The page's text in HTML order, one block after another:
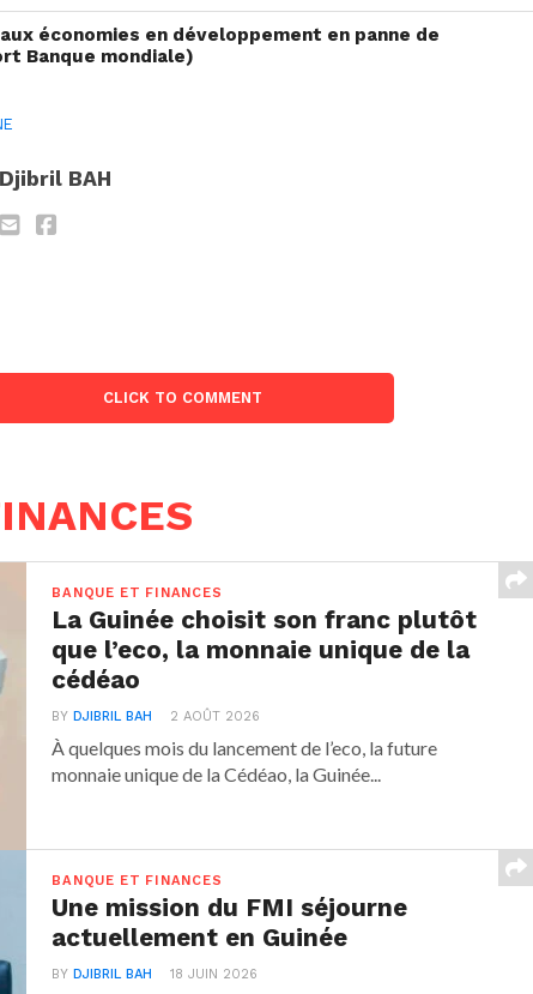
économies en développement en panne de
Banque mondiale)
Djibril BAH
CLICK TO COMMENT
BANQUE ET FINANCES
La Guinée choisit son franc plutôt
que l’eco, la monnaie unique de la
cédéao
BYDJIBRIL BAH 2 AOÛT 2026
À quelques mois du lancement de l’eco, la future
monnaie unique de la Cédéao, la Guinée...
BANQUE ET FINANCES
Une mission du FMI séjourne
actuellement en Guinée
BYDJIBRIL BAH 18 JUIN 2026